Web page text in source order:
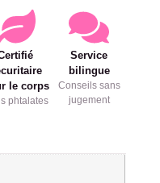
le corps
phtalates
Service
bilingue
Conseils sans
jugement